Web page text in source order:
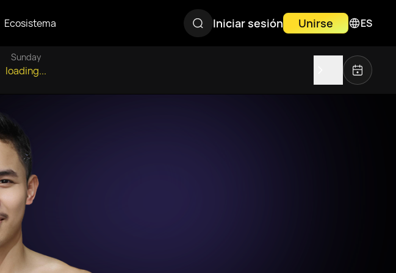
Ecosistema Iniciar sesión Unirse ES
Sunday
loading...